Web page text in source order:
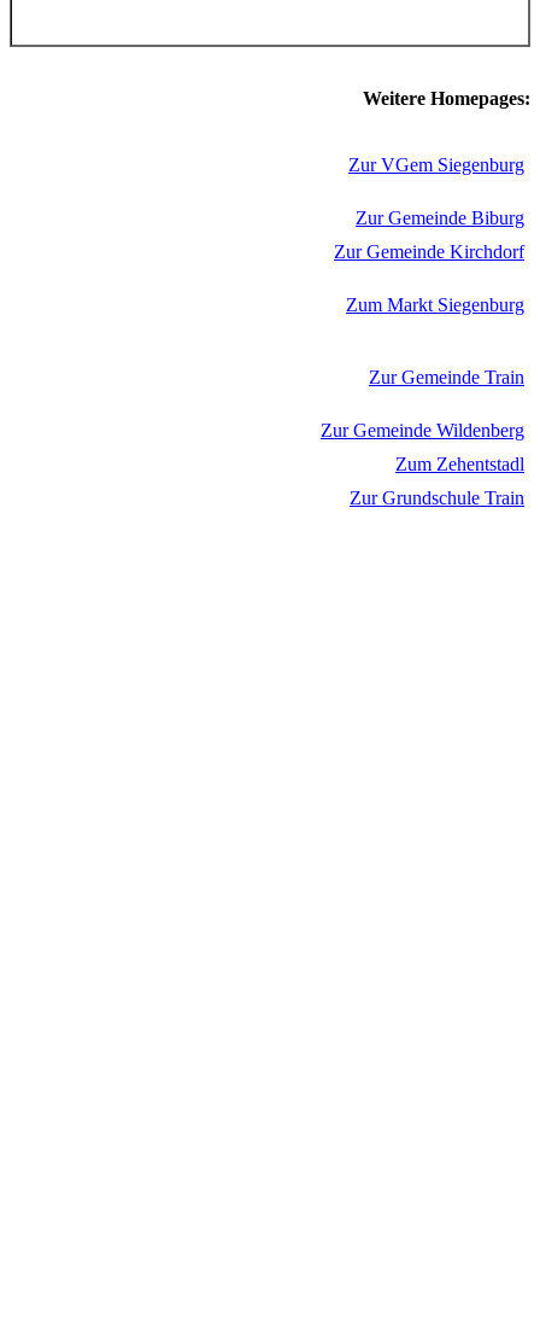
Weitere Homepages:
Zur VGem Siegenburg
Zur Gemeinde Biburg
Zur Gemeinde Kirchdorf
Zum Markt Siegenburg
Zur Gemeinde Train
Zur Gemeinde Wildenberg
Zum Zehentstadl
Zur Grundschule Train